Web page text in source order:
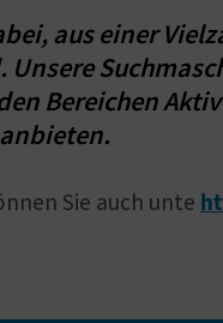
aus einer
Bereichen
Sie auch unte